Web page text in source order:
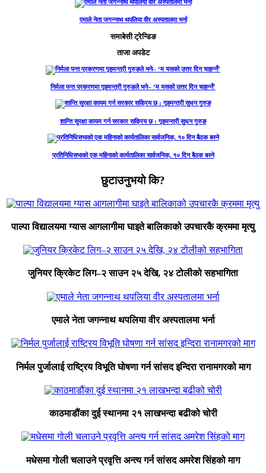
एमाले नेता जगन्नाथ थपलिया वीर अस्पतालमा भर्ना
समाबेसी ट्रेन्डिङ
ताजा अपडेट
निर्मला पन्त प्रकरणमा गृहमन्त्री गुरुङले भने– ‘म यसको उत्तर दिन चाहन्नँ’
शान्ति सुरक्षा कायम गर्न सरकार सक्रिय छ : गृहमन्त्री सुधन गुरुङ
प्रतिनिधिसभाको एक महिनाको कार्यतालिका सार्वजनिक, १० दिन बैठक बस्ने
छुटाउनुभयो कि?
पाल्पा विद्यालयमा ग्यास आगलागीमा घाइते बालिकाको उपचारकै क्रममा मृत्यु
जुनियर क्रिकेट लिग–२ साउन २५ देखि, २४ टोलीको सहभागिता
एमाले नेता जगन्नाथ थपलिया वीर अस्पतालमा भर्ना
निर्मल पुर्जालाई राष्ट्रिय विभूति घोषणा गर्न सांसद इन्दिरा रानामगरको माग
काठमाडौंका दुई स्थानमा २१ लाखभन्दा बढीको चोरी
मधेसमा गोली चलाउने प्रवृत्ति अन्त्य गर्न सांसद अमरेश सिंहको माग